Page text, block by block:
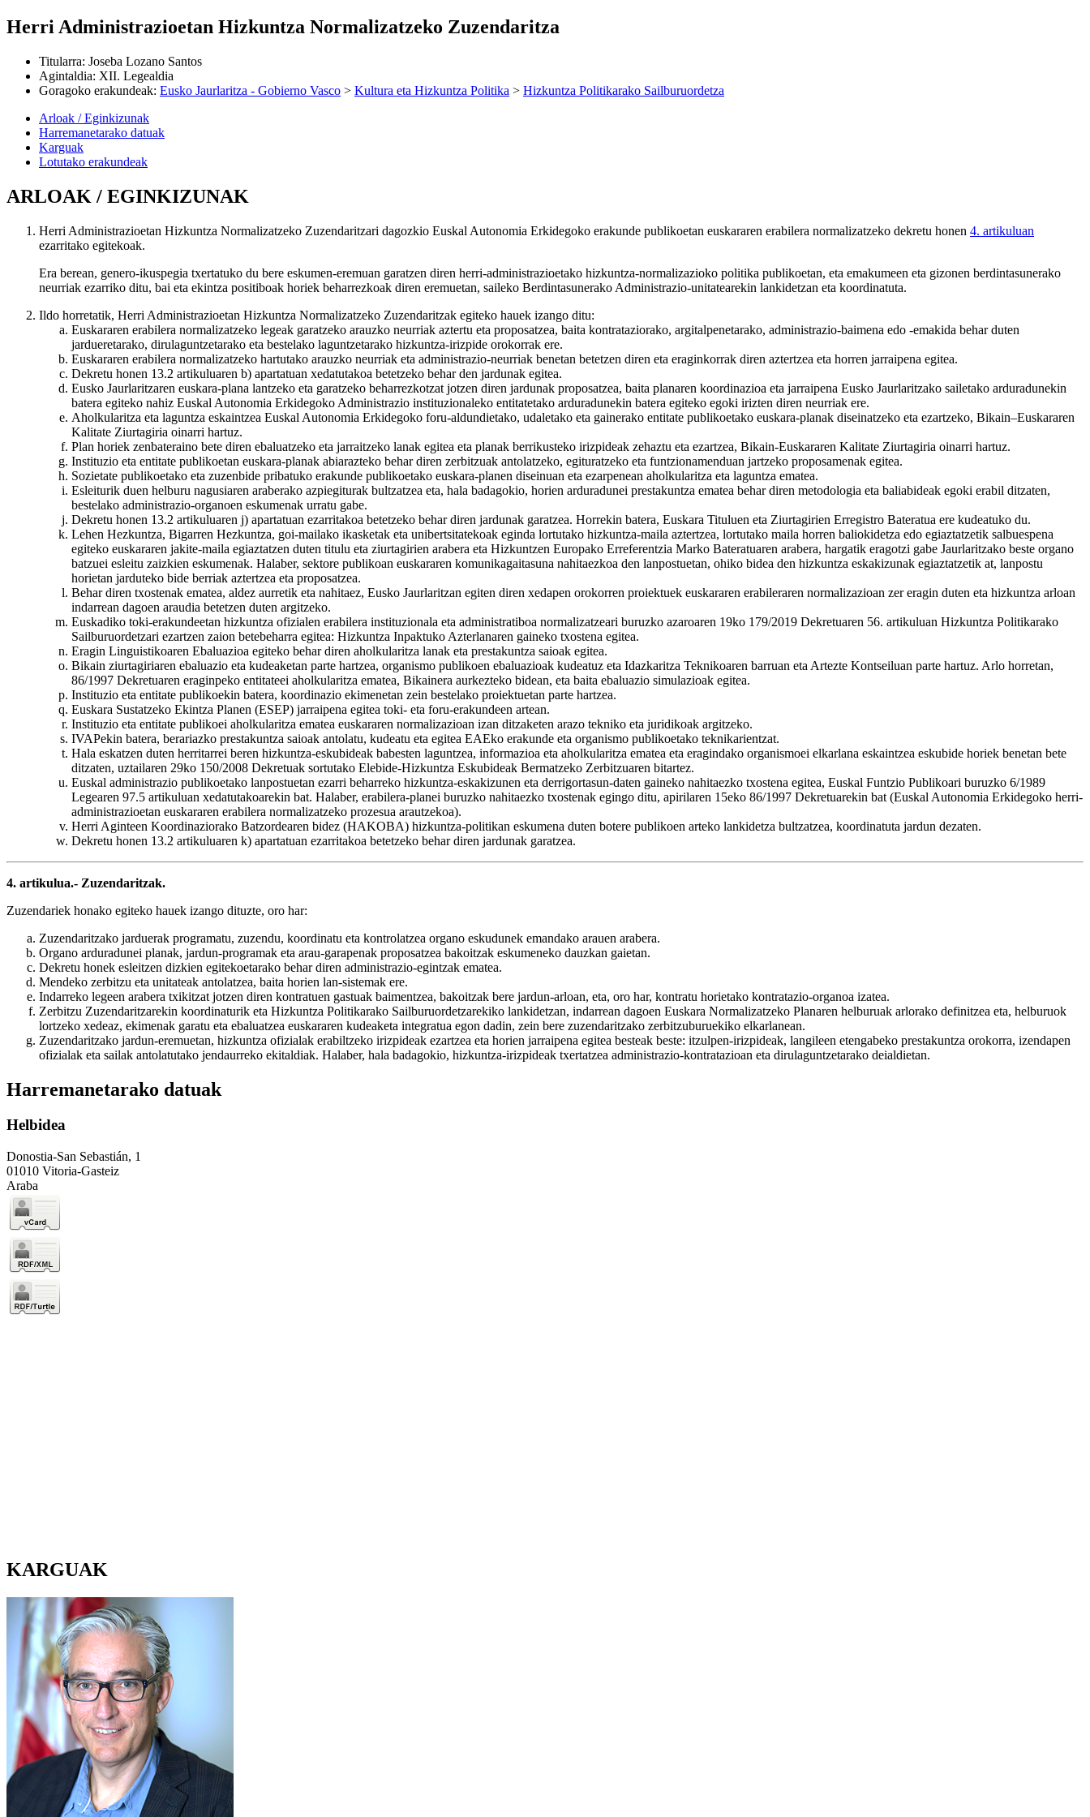
Herri Administrazioetan Hizkuntza Normalizatzeko Zuzendaritza
Titularra: Joseba Lozano Santos
Agintaldia: XII. Legealdia
Goragoko erakundeak: Eusko Jaurlaritza - Gobierno Vasco > Kultura eta Hizkuntza Politika > Hizkuntza Politikarako Sailburuordetza
Arloak / Eginkizunak
Harremanetarako datuak
Karguak
Lotutako erakundeak
ARLOAK / EGINKIZUNAK
Herri Administrazioetan Hizkuntza Normalizatzeko Zuzendaritzari dagozkio Euskal Autonomia Erkidegoko erakunde publikoetan euskararen erabilera normalizatzeko dekretu honen 4. artikuluan
ezarritako egitekoak.
Era berean, genero-ikuspegia txertatuko du bere eskumen-eremuan garatzen diren herri-administrazioetako hizkuntza-normalizazioko politika publikoetan, eta emakumeen eta gizonen berdintasunerako
neurriak ezarriko ditu, bai eta ekintza positiboak horiek beharrezkoak diren eremuetan, saileko Berdintasunerako Administrazio-unitatearekin lankidetzan eta koordinatuta.
Ildo horretatik, Herri Administrazioetan Hizkuntza Normalizatzeko Zuzendaritzak egiteko hauek izango ditu:
Euskararen erabilera normalizatzeko legeak garatzeko arauzko neurriak aztertu eta proposatzea, baita kontrataziorako, argitalpenetarako, administrazio-baimena edo -emakida behar duten
jardueretarako, dirulaguntzetarako eta bestelako laguntzetarako hizkuntza-irizpide orokorrak ere.
Euskararen erabilera normalizatzeko hartutako arauzko neurriak eta administrazio-neurriak benetan betetzen diren eta eraginkorrak diren aztertzea eta horren jarraipena egitea.
Dekretu honen 13.2 artikuluaren b) apartatuan xedatutakoa betetzeko behar den jardunak egitea.
Eusko Jaurlaritzaren euskara-plana lantzeko eta garatzeko beharrezkotzat jotzen diren jardunak proposatzea, baita planaren koordinazioa eta jarraipena Eusko Jaurlaritzako sailetako arduradunekin
batera egiteko nahiz Euskal Autonomia Erkidegoko Administrazio instituzionaleko entitatetako arduradunekin batera egiteko egoki irizten diren neurriak ere.
Aholkularitza eta laguntza eskaintzea Euskal Autonomia Erkidegoko foru-aldundietako, udaletako eta gainerako entitate publikoetako euskara-planak diseinatzeko eta ezartzeko, Bikain–Euskararen
Kalitate Ziurtagiria oinarri hartuz.
Plan horiek zenbateraino bete diren ebaluatzeko eta jarraitzeko lanak egitea eta planak berrikusteko irizpideak zehaztu eta ezartzea, Bikain-Euskararen Kalitate Ziurtagiria oinarri hartuz.
Instituzio eta entitate publikoetan euskara-planak abiarazteko behar diren zerbitzuak antolatzeko, egituratzeko eta funtzionamenduan jartzeko proposamenak egitea.
Sozietate publikoetako eta zuzenbide pribatuko erakunde publikoetako euskara-planen diseinuan eta ezarpenean aholkularitza eta laguntza ematea.
Esleiturik duen helburu nagusiaren araberako azpiegiturak bultzatzea eta, hala badagokio, horien arduradunei prestakuntza ematea behar diren metodologia eta baliabideak egoki erabil ditzaten,
bestelako administrazio-organoen eskumenak urratu gabe.
Dekretu honen 13.2 artikuluaren j) apartatuan ezarritakoa betetzeko behar diren jardunak garatzea. Horrekin batera, Euskara Tituluen eta Ziurtagirien Erregistro Bateratua ere kudeatuko du.
Lehen Hezkuntza, Bigarren Hezkuntza, goi-mailako ikasketak eta unibertsitatekoak eginda lortutako hizkuntza-maila aztertzea, lortutako maila horren baliokidetza edo egiaztatzetik salbuespena
egiteko euskararen jakite-maila egiaztatzen duten titulu eta ziurtagirien arabera eta Hizkuntzen Europako Erreferentzia Marko Bateratuaren arabera, hargatik eragotzi gabe Jaurlaritzako beste organo
batzuei esleitu zaizkien eskumenak. Halaber, sektore publikoan euskararen komunikagaitasuna nahitaezkoa den lanpostuetan, ohiko bidea den hizkuntza eskakizunak egiaztatzetik at, lanpostu
horietan jarduteko bide berriak aztertzea eta proposatzea.
Behar diren txostenak ematea, aldez aurretik eta nahitaez, Eusko Jaurlaritzan egiten diren xedapen orokorren proiektuek euskararen erabileraren normalizazioan zer eragin duten eta hizkuntza arloan
indarrean dagoen araudia betetzen duten argitzeko.
Euskadiko toki-erakundeetan hizkuntza ofizialen erabilera instituzionala eta administratiboa normalizatzeari buruzko azaroaren 19ko 179/2019 Dekretuaren 56. artikuluan Hizkuntza Politikarako
Sailburuordetzari ezartzen zaion betebeharra egitea: Hizkuntza Inpaktuko Azterlanaren gaineko txostena egitea.
Eragin Linguistikoaren Ebaluazioa egiteko behar diren aholkularitza lanak eta prestakuntza saioak egitea.
Bikain ziurtagiriaren ebaluazio eta kudeaketan parte hartzea, organismo publikoen ebaluazioak kudeatuz eta Idazkaritza Teknikoaren barruan eta Artezte Kontseiluan parte hartuz. Arlo horretan,
86/1997 Dekretuaren eraginpeko entitateei aholkularitza ematea, Bikainera aurkezteko bidean, eta baita ebaluazio simulazioak egitea.
Instituzio eta entitate publikoekin batera, koordinazio ekimenetan zein bestelako proiektuetan parte hartzea.
Euskara Sustatzeko Ekintza Planen (ESEP) jarraipena egitea toki- eta foru-erakundeen artean.
Instituzio eta entitate publikoei aholkularitza ematea euskararen normalizazioan izan ditzaketen arazo tekniko eta juridikoak argitzeko.
IVAPekin batera, berariazko prestakuntza saioak antolatu, kudeatu eta egitea EAEko erakunde eta organismo publikoetako teknikarientzat.
Hala eskatzen duten herritarrei beren hizkuntza-eskubideak babesten laguntzea, informazioa eta aholkularitza ematea eta eragindako organismoei elkarlana eskaintzea eskubide horiek benetan bete
ditzaten, uztailaren 29ko 150/2008 Dekretuak sortutako Elebide-Hizkuntza Eskubideak Bermatzeko Zerbitzuaren bitartez.
Euskal administrazio publikoetako lanpostuetan ezarri beharreko hizkuntza-eskakizunen eta derrigortasun-daten gaineko nahitaezko txostena egitea, Euskal Funtzio Publikoari buruzko 6/1989
Legearen 97.5 artikuluan xedatutakoarekin bat. Halaber, erabilera-planei buruzko nahitaezko txostenak egingo ditu, apirilaren 15eko 86/1997 Dekretuarekin bat (Euskal Autonomia Erkidegoko herri-
administrazioetan euskararen erabilera normalizatzeko prozesua arautzekoa).
Herri Aginteen Koordinaziorako Batzordearen bidez (HAKOBA) hizkuntza-politikan eskumena duten botere publikoen arteko lankidetza bultzatzea, koordinatuta jardun dezaten.
Dekretu honen 13.2 artikuluaren k) apartatuan ezarritakoa betetzeko behar diren jardunak garatzea.
4. artikulua.- Zuzendaritzak.
Zuzendariek honako egiteko hauek izango dituzte, oro har:
Zuzendaritzako jarduerak programatu, zuzendu, koordinatu eta kontrolatzea organo eskudunek emandako arauen arabera.
Organo arduradunei planak, jardun-programak eta arau-garapenak proposatzea bakoitzak eskumeneko dauzkan gaietan.
Dekretu honek esleitzen dizkien egitekoetarako behar diren administrazio-egintzak ematea.
Mendeko zerbitzu eta unitateak antolatzea, baita horien lan-sistemak ere.
Indarreko legeen arabera txikitzat jotzen diren kontratuen gastuak baimentzea, bakoitzak bere jardun-arloan, eta, oro har, kontratu horietako kontratazio-organoa izatea.
Zerbitzu Zuzendaritzarekin koordinaturik eta Hizkuntza Politikarako Sailburuordetzarekiko lankidetzan, indarrean dagoen Euskara Normalizatzeko Planaren helburuak arlorako definitzea eta, helburuok
lortzeko xedeaz, ekimenak garatu eta ebaluatzea euskararen kudeaketa integratua egon dadin, zein bere zuzendaritzako zerbitzuburuekiko elkarlanean.
Zuzendaritzako jardun-eremuetan, hizkuntza ofizialak erabiltzeko irizpideak ezartzea eta horien jarraipena egitea besteak beste: itzulpen-irizpideak, langileen etengabeko prestakuntza orokorra, izendapen
ofizialak eta sailak antolatutako jendaurreko ekitaldiak. Halaber, hala badagokio, hizkuntza-irizpideak txertatzea administrazio-kontratazioan eta dirulaguntzetarako deialdietan.
Harremanetarako datuak
Helbidea
Donostia-San Sebastián, 1
01010 Vitoria-Gasteiz
Araba
KARGUAK